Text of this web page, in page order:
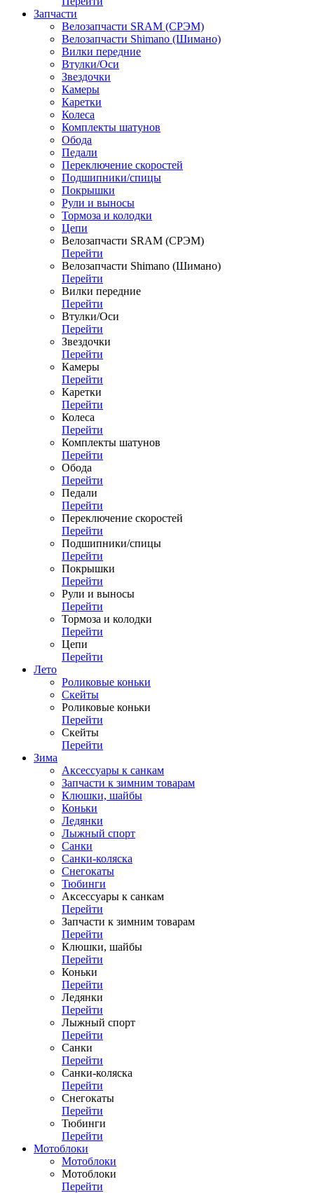
Запчасти
Велозапчасти SRAM (СРЭМ)
Велозапчасти Shimano (Шимано)
Вилки передние
Втулки/Оси
Звездочки
Камеры
Каретки
Колеса
Комплекты шатунов
Обода
Педали
Переключение скоростей
Подшипники/спицы
Покрышки
Рули и выносы
Тормоза и колодки
Цепи
Велозапчасти SRAM (СРЭМ)
Перейти
Велозапчасти Shimano (Шимано)
Перейти
Вилки передние
Перейти
Втулки/Оси
Перейти
Звездочки
Перейти
Камеры
Перейти
Каретки
Перейти
Колеса
Перейти
Комплекты шатунов
Перейти
Обода
Перейти
Педали
Перейти
Переключение скоростей
Перейти
Подшипники/спицы
Перейти
Покрышки
Перейти
Рули и выносы
Перейти
Тормоза и колодки
Перейти
Цепи
Перейти
Лето
Роликовые коньки
Скейты
Роликовые коньки
Перейти
Скейты
Перейти
Зима
Аксессуары к санкам
Запчасти к зимним товарам
Клюшки, шайбы
Коньки
Ледянки
Лыжный спорт
Санки
Санки-коляска
Снегокаты
Тюбинги
Аксессуары к санкам
Перейти
Запчасти к зимним товарам
Перейти
Клюшки, шайбы
Перейти
Коньки
Перейти
Ледянки
Перейти
Лыжный спорт
Перейти
Санки
Перейти
Санки-коляска
Перейти
Снегокаты
Перейти
Тюбинги
Перейти
Мотоблоки
Мотоблоки
Мотоблоки
Перейти